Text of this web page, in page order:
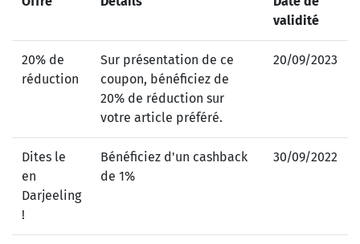
validité
20% de
réduction
Sur présentation de ce
coupon, bénéficiez de
20% de réduction sur
votre article préféré.
20/09/2023
Dites le
en
Darjeeling
!
Bénéficiez d'un cashback
de 1%
30/09/2022